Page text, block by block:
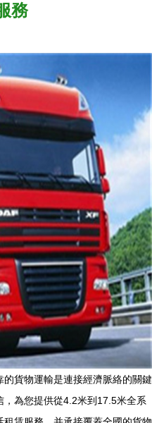
務
貨物運輸是連接經濟脈絡的關鍵
為您提供從4.2米到17.5米全系